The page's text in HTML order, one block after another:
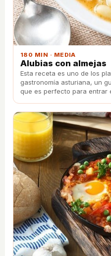
180 MIN · MEDIA
Alubias con almejas
Esta receta es uno de los
gastronomía asturiana, un
que es perfecto para entrar